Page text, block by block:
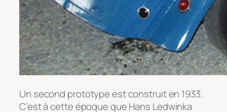
Un second prototype est construit en 1933.
C’est à cette époque que Hans Ledwinka